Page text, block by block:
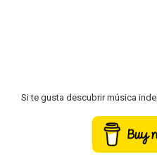
Si te gusta descubrir música